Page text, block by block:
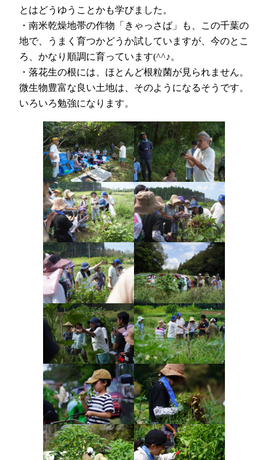
とはどうゆうことかも学びました。
・南米乾燥地帯の作物「きゃっさば」も、この千葉の
地で、うまく育つかどうか試していますが、今のとこ
ろ、かなり順調に育っています(^^♪。
・落花生の根には、ほとんど根粒菌が見られません。
微生物豊富な良い土地は、そのようになるそうです。
いろいろ勉強になります。